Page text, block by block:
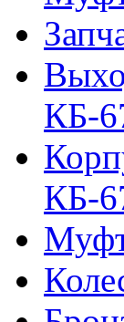
КБ-
КБ-